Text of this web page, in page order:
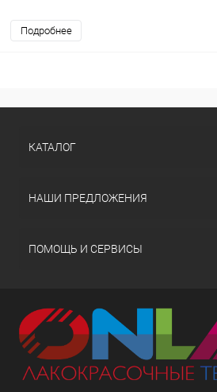
Подробнее
КАТАЛОГ
НАШИ ПРЕДЛОЖЕНИЯ
ПОМОЩЬ И СЕРВИСЫ